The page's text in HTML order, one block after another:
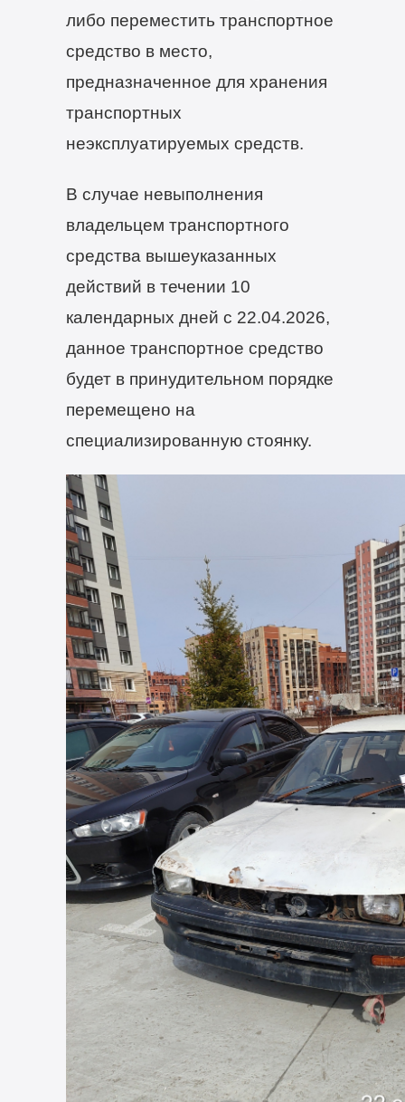
либо переместить транспортное
средство в место,
предназначенное для хранения
транспортных
неэксплуатируемых средств.
В случае невыполнения
владельцем транспортного
средства вышеуказанных
действий в течении 10
календарных дней с 22.04.2026,
данное транспортное средство
будет в принудительном порядке
перемещено на
специализированную стоянку.